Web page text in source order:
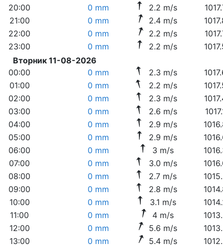
20:00
0 mm 2.2 m/s
21:00
0 mm 2.4 m/s
22:00
0 mm 2.2 m/s
23:00
0 mm 2.2 m/s
Вторник 11-08-2026
00:00
0 mm 2.3 m/s
01:00
0 mm 2.2 m/s
02:00
0 mm 2.3 m/s
03:00
0 mm 2.6 m/s
04:00
0 mm 2.9 m/s
05:00
0 mm 2.9 m/s
06:00
0 mm 3 m/s
07:00
0 mm 3.0 m/s
08:00
0 mm 2.7 m/s
09:00
0 mm 2.8 m/s
10:00
0 mm 3.1 m/s
11:00
0 mm 4 m/s
12:00
0 mm 5.6 m/s
13:00
0 mm 5.4 m/s